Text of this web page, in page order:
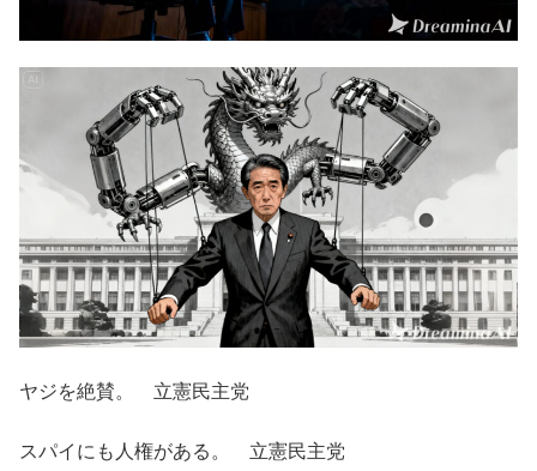
ヤジを絶賛。 立憲民主党
スパイにも人権がある。 立憲民主党